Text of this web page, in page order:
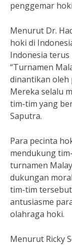
penggemar
Menurut Dr.
hoki di
Indonesia
“Turnamen
dinantikan oleh
Mereka selalu
tim-tim yang
Saputra.
Para pecinta
mendukung
turnamen
dukungan
tim-tim
antusiasme
olahraga hoki.
Menurut Ricky